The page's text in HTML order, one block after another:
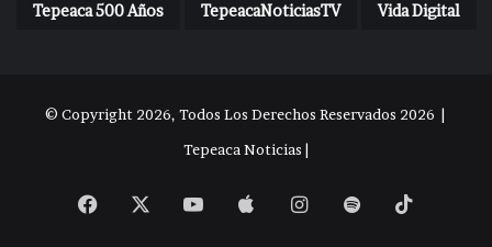
Tepeaca 500 Años TepeacaNoticiasTV Vida Digital
© Copyright 2026, Todos Los Derechos Reservados 2026 |
Tepeaca Noticias |
Facebook YouTubeAppleInstagram
Spotify